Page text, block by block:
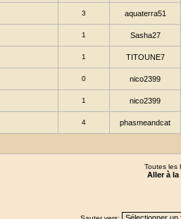
3 aquaterra51
1 Sasha27
1 TITOUNE7
0 nico2399
1 nico2399
4 phasmeandcat
Toutes les
Aller à la